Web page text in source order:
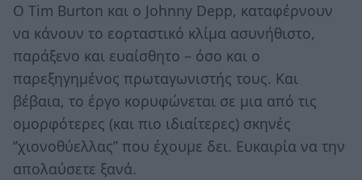
Ο Tim Burton και ο Johnny Depp, καταφέρνουν
να κάνουν το εορταστικό κλίμα ασυνήθιστο,
παράξενο και ευαίσθητο – όσο και ο
παρεξηγημένος πρωταγωνιστής τους. Και
βέβαια, το έργο κορυφώνεται σε μια από τις
ομορφότερες (και πιο ιδιαίτερες) σκηνές
‘’χιονοθύελλας’’ που έχουμε δει. Ευκαιρία να την
απολαύσετε ξανά.